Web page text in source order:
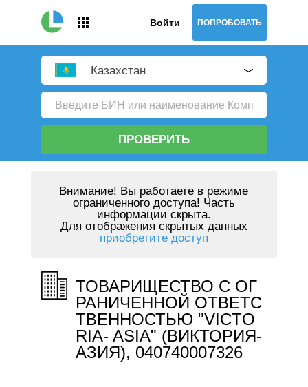
Войти ПОПРОБОВАТЬ
Казахстан
ПРОВЕРИТЬ
Внимание! Вы работаете в режиме
ограниченного доступа! Часть
информации скрыта.
Для отображения скрытых данных
приобретите доступ
ТОВАРИЩЕСТВО С ОГ
РАНИЧЕННОЙ ОТВЕТС
ТВЕННОСТЬЮ "VIСTO
RIA- ASIA" (ВИКТОРИЯ-
АЗИЯ), 040740007326